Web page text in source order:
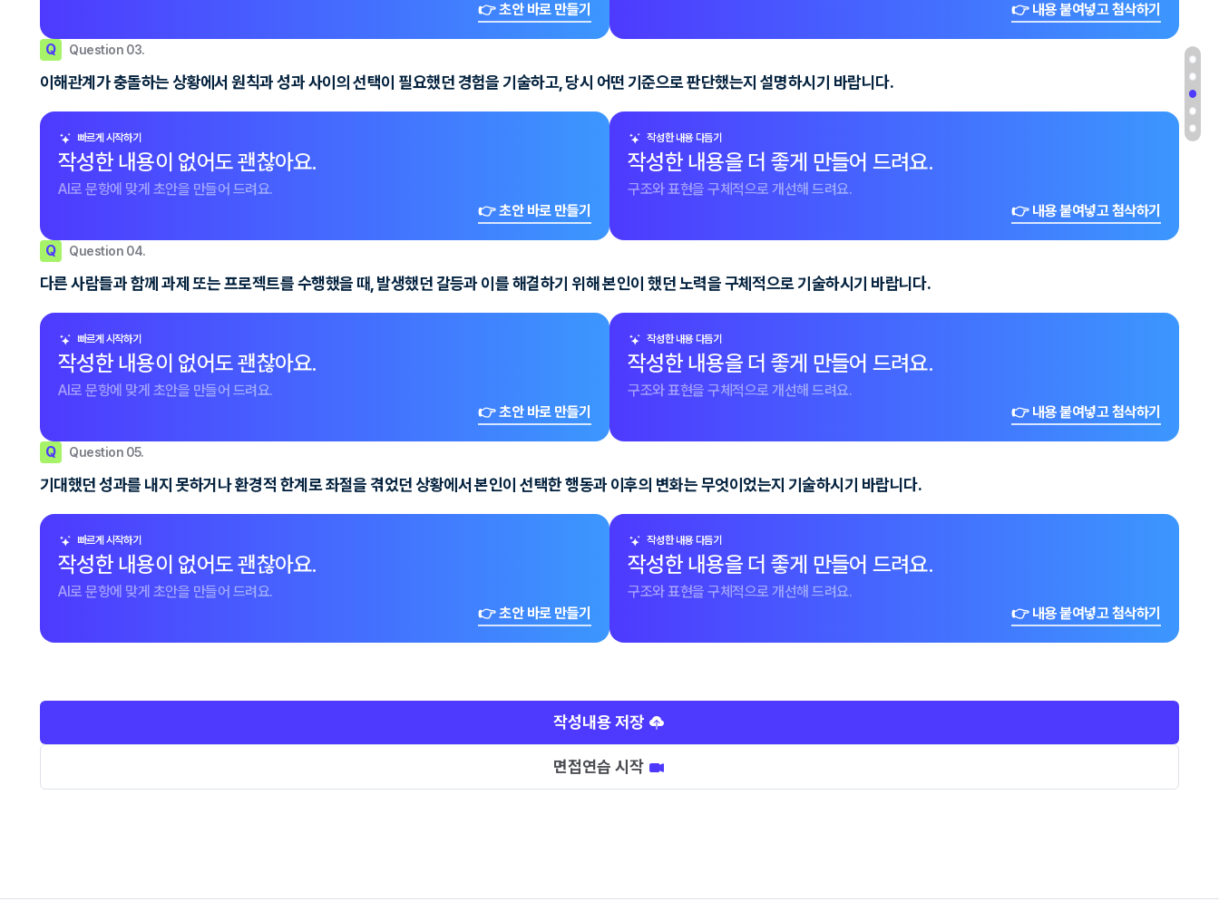
👉 초안 바로 만들기
👉 내용 붙여넣고 첨삭하기
Q Question 03.
이해관계가 충돌하는 상황에서 원칙과 성과 사이의 선택이 필요했던 경험을 기술하고, 당시 어떤 기준으로 판단했는지 설명하시기 바랍니다.
빠르게 시작하기
작성한 내용이 없어도 괜찮아요.
AI로 문항에 맞게 초안을 만들어 드려요.
👉 초안 바로 만들기
작성한 내용 다듬기
작성한 내용을 더 좋게 만들어 드려요.
구조와 표현을 구체적으로 개선해 드려요.
👉 내용 붙여넣고 첨삭하기
Q Question 04.
다른 사람들과 함께 과제 또는 프로젝트를 수행했을 때, 발생했던 갈등과 이를 해결하기 위해 본인이 했던 노력을 구체적으로 기술하시기 바랍니다.
빠르게 시작하기
작성한 내용이 없어도 괜찮아요.
AI로 문항에 맞게 초안을 만들어 드려요.
👉 초안 바로 만들기
작성한 내용 다듬기
작성한 내용을 더 좋게 만들어 드려요.
구조와 표현을 구체적으로 개선해 드려요.
👉 내용 붙여넣고 첨삭하기
Q Question 05.
기대했던 성과를 내지 못하거나 환경적 한계로 좌절을 겪었던 상황에서 본인이 선택한 행동과 이후의 변화는 무엇이었는지 기술하시기 바랍니다.
빠르게 시작하기
작성한 내용이 없어도 괜찮아요.
AI로 문항에 맞게 초안을 만들어 드려요.
👉 초안 바로 만들기
작성한 내용 다듬기
작성한 내용을 더 좋게 만들어 드려요.
구조와 표현을 구체적으로 개선해 드려요.
👉 내용 붙여넣고 첨삭하기
작성내용 저장
면접연습 시작